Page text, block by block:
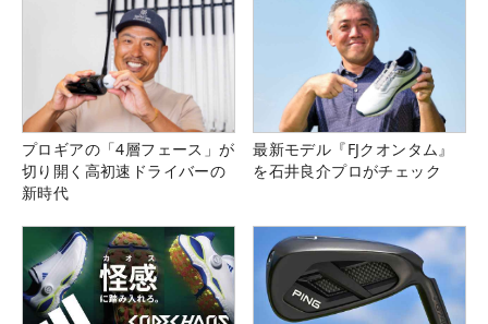
プロギアの「4層フェース」が
切り開く高初速ドライバーの
新時代
最新モデル『FJクオンタム』
を石井良介プロがチェック